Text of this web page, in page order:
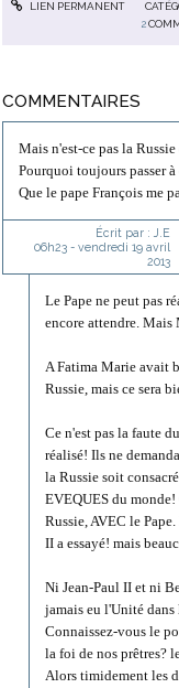
LIEN PERMANENT
2
COMMENTAIRES
Mais n'est-ce pas la
Pourquoi toujours passer
Que le pape François me
Écrit par : J.E
06h23- vendredi 19 avril
2013
Le Pape ne peut pas
encore attendre. Mais
A Fatima Marie avait
Russie, mais ce sera
Ce n'est pas la faute
réalisé! Ils ne
la Russie soit
EVEQUES du monde!
Russie, AVEC le
II a essayé! mais
Ni Jean-Paul II et ni
jamais eu l'Unité
Connaissez-vous le
la foi de nos prêtres?
Alors timidement les